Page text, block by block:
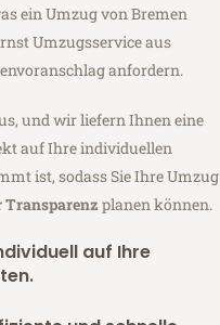
ein Umzug von Bremen
Umzugsservice aus
anfordern.
und wir liefern Ihnen eine
auf Ihre individuellen
ist, sodass Sie Ihre Umzug
Transparenz planen können.
auf Ihre